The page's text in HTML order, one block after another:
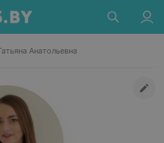
Анатольевна